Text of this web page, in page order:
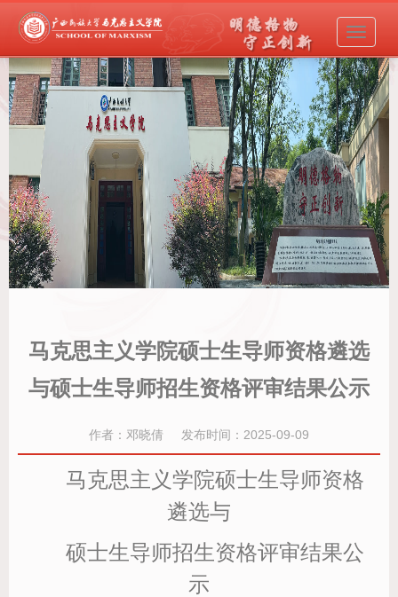
导
航
菜
单
马克思主义学院硕士生导师资格遴选
与硕士生导师招生资格评审结果公示
作者：邓晓倩 发布时间：2025-09-09
马克思主义学院硕士生导师资格
遴选与
硕士生导师招生资格评审结果公
示